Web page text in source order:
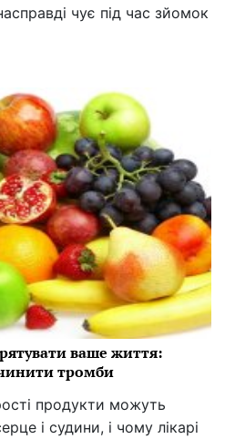
чує під час зйомок
ваше життя:
тромби
продукти можуть
і судини, і чому лікарі